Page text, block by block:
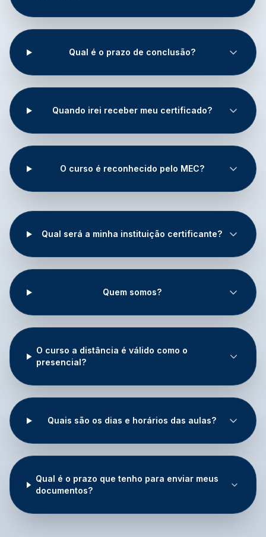
Qual é o prazo de conclusão?
Quando irei receber meu certificado?
O curso é reconhecido pelo MEC?
Qual será a minha instituição certificante?
Quem somos?
O curso a distância é válido como o
presencial?
Quais são os dias e horários das aulas?
Qual é o prazo que tenho para enviar meus
documentos?